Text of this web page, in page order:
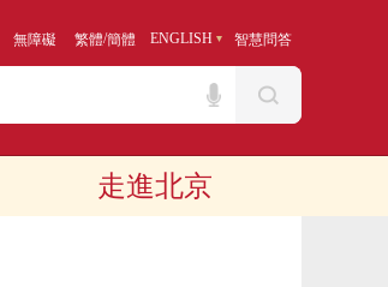
無障礙 繁體/簡體 ENGLISH 智慧問答
走進北京